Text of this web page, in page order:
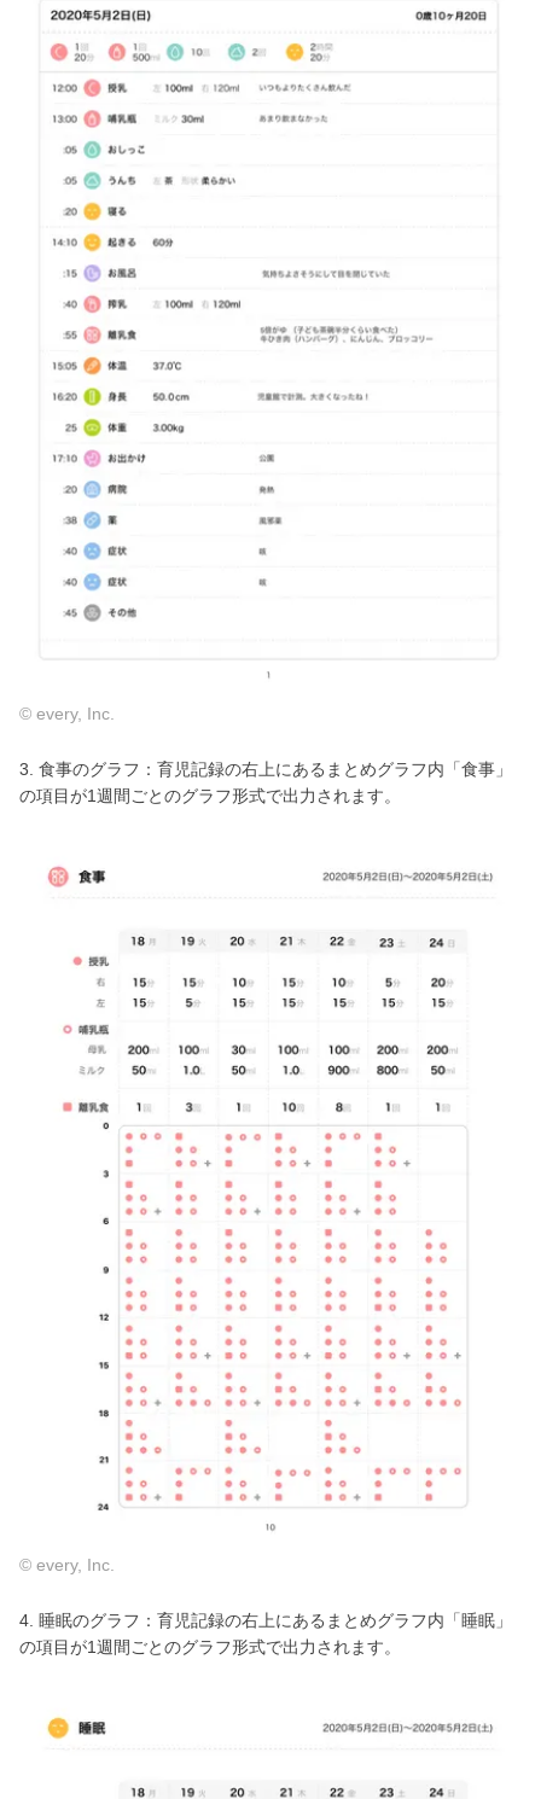
© every, Inc.
3. 食事のグラフ：育児記録の右上にあるまとめグラフ内「食事」
の項目が1週間ごとのグラフ形式で出力されます。
© every, Inc.
4. 睡眠のグラフ：育児記録の右上にあるまとめグラフ内「睡眠」
の項目が1週間ごとのグラフ形式で出力されます。